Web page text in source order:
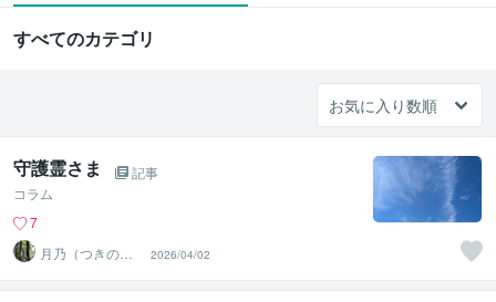
すべてのカテゴリ
守護霊さま
記事
コラム
7
月乃（つきの）
魂と波動を整え
る鑑定師
2026/04/02